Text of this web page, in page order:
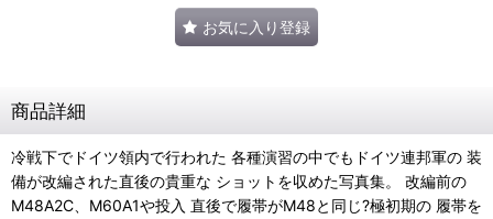
お気に入り登録
商品詳細
冷戦下でドイツ領内で行われた 各種演習の中でもドイツ連邦軍の 装
備が改編された直後の貴重な ショットを収めた写真集。 改編前の
M48A2C、M60A1や投入 直後で履帯がM48と同じ?極初期の 履帯を